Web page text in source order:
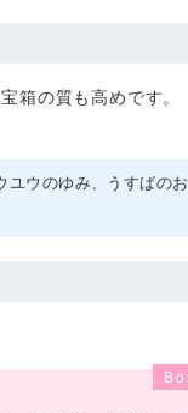
箱の質も高めです。
ユウのゆみ
うすばのお